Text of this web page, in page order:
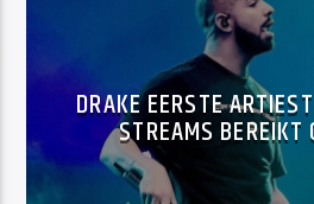
DRAKE EERSTE
STREAMS BEREIKT